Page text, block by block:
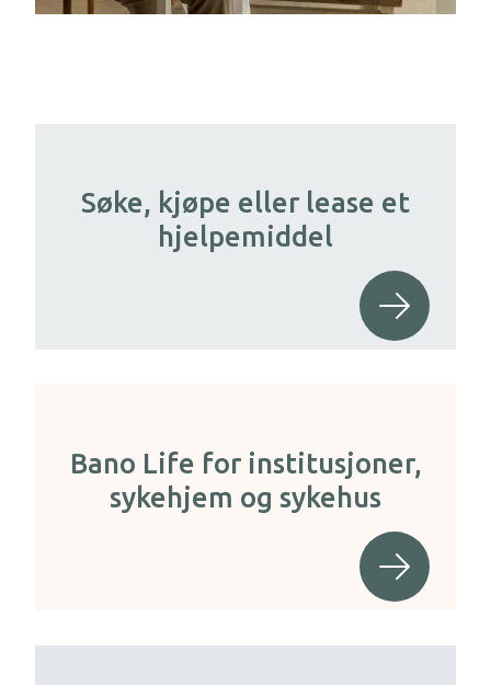
Søke, kjøpe eller lease et
hjelpemiddel
Bano Life for institusjoner,
sykehjem og sykehus